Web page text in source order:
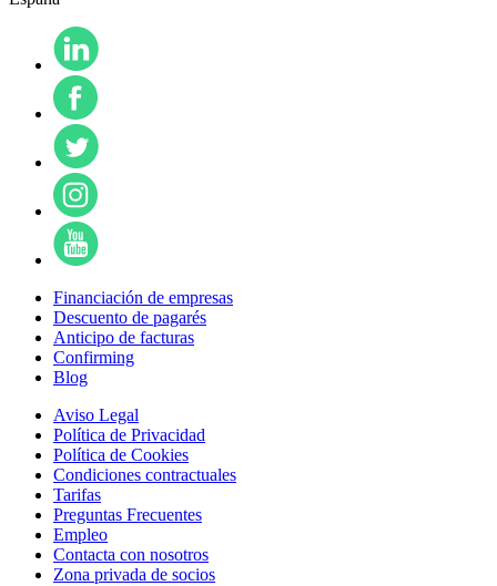
Financiación de empresas
Descuento de pagarés
Anticipo de facturas
Confirming
Blog
Aviso Legal
Política de Privacidad
Política de Cookies
Condiciones contractuales
Tarifas
Preguntas Frecuentes
Empleo
Contacta con nosotros
Zona privada de socios